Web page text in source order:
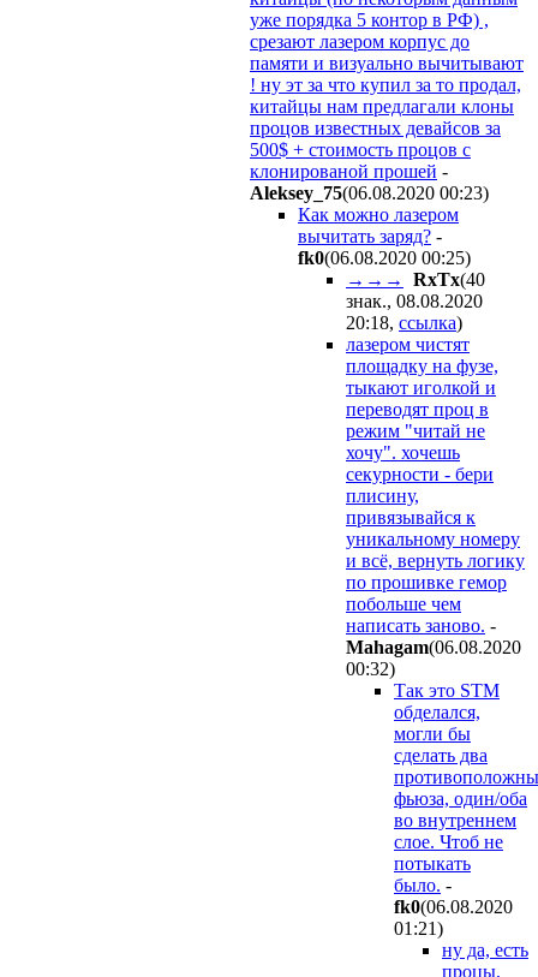
уже порядка 5 контор в РФ) ,
срезают лазером корпус до
памяти и визуально вычитывают
! ну эт за что купил за то продал,
китайцы нам предлагали клоны
процов известных девайсов за
500$ + стоимость процов с
клонированой прошей -
Aleksey_75(06.08.2020 00:23)
Как можно лазером
вычитать заряд? -
fk0(06.08.2020 00:25)
→→→
RxTx(40
знак., 08.08.2020
20:18, ссылка)
лазером чистят
площадку на фузе,
тыкают иголкой и
переводят проц в
режим "читай не
хочу". хочешь
секурности - бери
плисину,
привязывайся к
уникальному номеру
и всё, вернуть логику
по прошивке гемор
побольше чем
написать заново. -
Mahagam(06.08.2020
00:32)
Так это STM
обделался,
могли бы
сделать два
фьюза, один/оба
во внутреннем
слое. Чтоб не
потыкать
было. -
fk0(06.08.2020
01:21)
ну да, есть
процы,